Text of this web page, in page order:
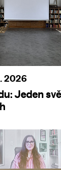
2026
Jeden